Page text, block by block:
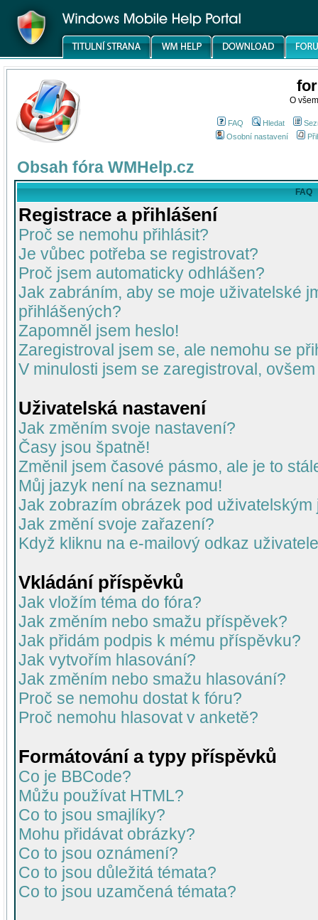
O
FAQ Hledat
Osobní nastavení
Obsah fóra WMHelp.cz
FAQ
Registrace a přihlášení
Proč se nemohu přihlásit?
Je vůbec potřeba se registrovat?
Proč jsem automaticky odhlášen?
Jak zabráním, aby se moje uživatelské
přihlášených?
Zapomněl jsem heslo!
Zaregistroval jsem se, ale nemohu se
V minulosti jsem se zaregistroval,
Uživatelská nastavení
Jak změním svoje nastavení?
Časy jsou špatně!
Změnil jsem časové pásmo, ale je to
Můj jazyk není na seznamu!
Jak zobrazím obrázek pod uživatelským
Jak změní svoje zařazení?
Když kliknu na e-mailový odkaz
Vkládání příspěvků
Jak vložím téma do fóra?
Jak změním nebo smažu příspěvek?
Jak přidám podpis k mému příspěvku?
Jak vytvořím hlasování?
Jak změním nebo smažu hlasování?
Proč se nemohu dostat k fóru?
Proč nemohu hlasovat v anketě?
Formátování a typy příspěvků
Co je BBCode?
Můžu používat HTML?
Co to jsou smajlíky?
Mohu přidávat obrázky?
Co to jsou oznámení?
Co to jsou důležitá témata?
Co to jsou uzamčená témata?